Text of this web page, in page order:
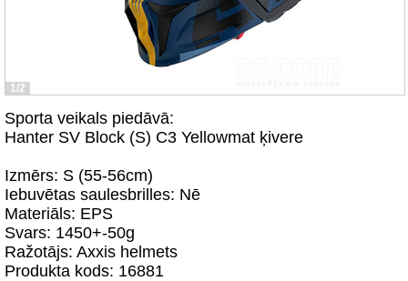
1/2
Sporta veikals piedāvā:
Hanter SV Block (S) C3 Yellowmat ķivere
Izmērs: S (55-56cm)
Iebuvētas saulesbrilles: Nē
Materiāls: EPS
Svars: 1450+-50g
Ražotājs: Axxis helmets
Produkta kods: 16881